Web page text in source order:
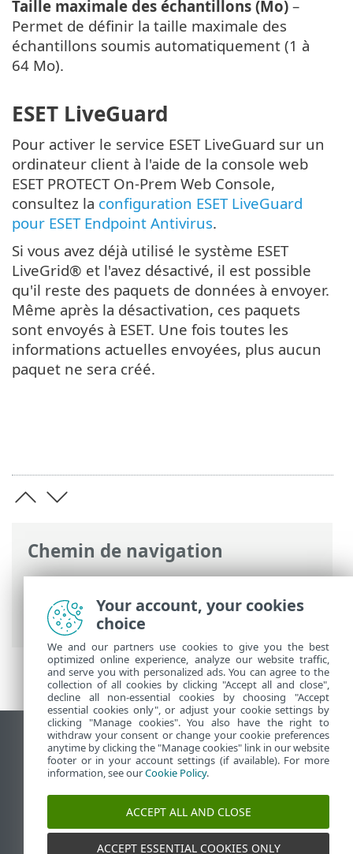
Chemin de navigation
Aide en ligne ESET>ESET Endpoint
Antivirus
>Configuration avancée>
Protections> Protection dans le cloud
Taille maximale des échantillons (Mo) –
Permet de définir la taille maximale des
échantillons soumis automatiquement (1 à
64 Mo).
ESET LiveGuard
Pour activer le service ESET LiveGuard sur un
ordinateur client à l'aide de la console web
ESET PROTECT On-Prem Web Console,
consultez la configuration ESET LiveGuard
pour ESET Endpoint Antivirus.
Si vous avez déjà utilisé le système ESET
LiveGrid® et l'avez désactivé, il est possible
qu'il reste des paquets de données à envoyer.
Même après la désactivation, ces paquets
sont envoyés à ESET. Une fois toutes les
informations actuelles envoyées, plus aucun
paquet ne sera créé.
Afficher le site des postes de travail
End of Life
Base de connaissances ESET
ESET Status Portal
Support régional
Your account, your cookies
choice
We and our partners use cookies to give you the best
optimized online experience, analyze our website traffic,
and serve you with personalized ads. You can agree to the
collection of all cookies by clicking "Accept all and close",
decline all non-essential cookies by choosing "Accept
essential cookies only", or adjust your cookie settings by
clicking "Manage cookies". You also have the right to
withdraw your consent or change your cookie preferences
anytime by clicking the "Manage cookies" link in our website
footer or in your account settings (if available). For more
information, see ourCookie Policy.
ACCEPT ALL AND CLOSE
ACCEPT ESSENTIAL COOKIES ONLY